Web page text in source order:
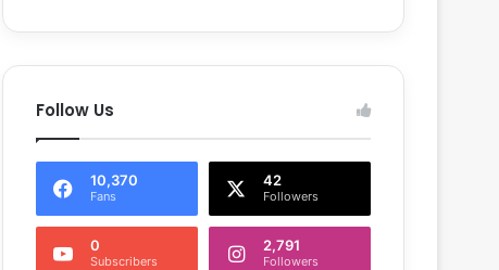
Follow Us
10,370
Fans
42
Followers
0
Subscribers
2,791
Followers